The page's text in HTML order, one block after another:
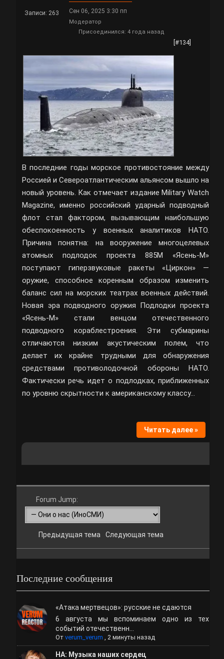
Записи: 263 Сен 06, 2025 3:30 пп
Модератор
Присоединился: 4 года назад
[#134]
В последние годы морское противостояние между
Россией и Североатлантическим альянсом вышло на
новый уровень. Как отмечает издание Military Watch
Magazine, именно российский ударный подводный
флот стал фактором, вызывающим наибольшую
обеспокоенность у военных аналитиков НАТО.
Причина понятна: на вооружение многоцелевых
атомных подлодок проекта 885М «Ясень-М»
поступают гиперзвуковые ракеты «Циркон» —
оружие, способное коренным образом изменить
баланс сил на морских театрах военных действий.
Новая эра подводного оружия Подлодки проекта
«Ясень-М» стали венцом отечественного
подводного кораблестроения. Эти субмарины
отличаются низким акустическим полем, что
делает их крайне трудными для обнаружения
средствами противолодочной обороны НАТО.
Фактически речь идет о подлодках, приближенных
по уровню скрытности к американскому классу…
Читать далее »
Forum Jump:
Предыдущая тема Следующая тема
Последние сообщения
«Атака мертвецов»: русские не сдаются
6 августа мы вспоминаем одно из тех
событий отечественн...
От verum_verum , 2 минуты назад
НА: Музыка наших сердец